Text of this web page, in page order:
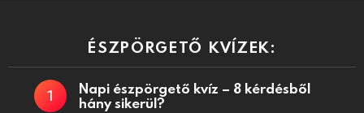
ÉSZPÖRGETŐ KVÍZEK:
Napi észpörgető kvíz – 8 kérdésből
hány sikerül?